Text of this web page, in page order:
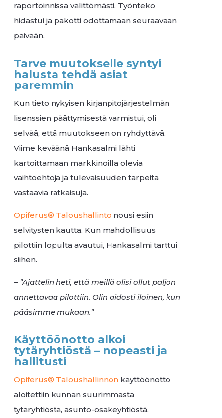
raportoinnissa välittömästi. Työnteko
hidastui ja pakotti odottamaan seuraavaan
päivään.
Tarve muutokselle syntyi
halusta tehdä asiat
paremmin
Kun tieto nykyisen kirjanpitojärjestelmän
lisenssien päättymisestä varmistui, oli
selvää, että muutokseen on ryhdyttävä.
Viime keväänä Hankasalmi lähti
kartoittamaan markkinoilla olevia
vaihtoehtoja ja tulevaisuuden tarpeita
vastaavia ratkaisuja.
Opiferus® Taloushallinto nousi esiin
selvitysten kautta. Kun mahdollisuus
pilottiin lopulta avautui, Hankasalmi tarttui
siihen.
– ”Ajattelin heti, että meillä olisi ollut paljon
annettavaa pilottiin. Olin aidosti iloinen, kun
pääsimme mukaan.”
Käyttöönotto alkoi
tytäryhtiöstä – nopeasti ja
hallitusti
Opiferus® Taloushallinnon käyttöönotto
aloitettiin kunnan suurimmasta
tytäryhtiöstä, asunto-osakeyhtiöstä.